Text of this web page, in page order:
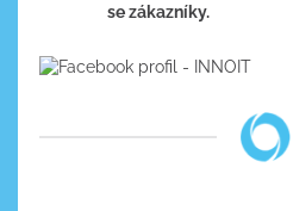
se zákazníky.